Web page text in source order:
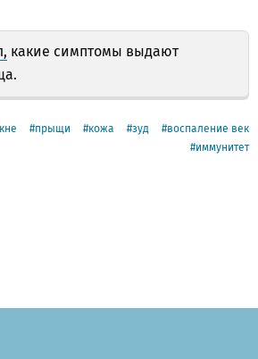
какие симптомы выдают
прыщи кожа зуд
воспаление век
иммунитет